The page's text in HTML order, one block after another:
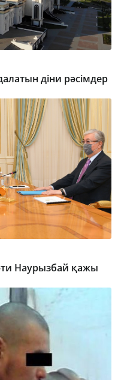
діни рәсімдер
Наурызбай қажы